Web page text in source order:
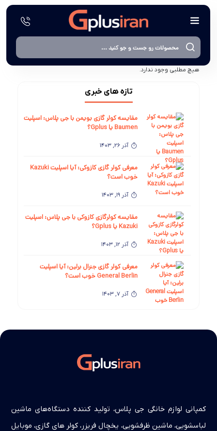
هیچ مطلبی وجود ندارد.
تازه های خبری
مقایسه کولر گازی بویمن با جی پلاس: اسپلیت
Baumen یا Gplus؟
آذر 26, 1403
معرفی کولر گازی کازوکی: آیا اسپلیت Kazuki
خوب است؟
آذر 19, 1403
مقایسه کولرگازی کازوکی با جی پلاس: اسپلیت
Kazuki یا Gplus؟
آذر 12, 1403
معرفی کولر گازی جنرال برلین: آیا اسپلیت
General Berlin خوب است؟
آذر 7, 1403
معرفی کولر گازی پاناسونیک: آیا اسپلیت
مقایسه کولر گازی پاناسونیک با کولر گازی جی
پلاس: اسپلیت Panasonic بهتره یا Gplus؟
کمپانی لوازم خانگی جی پلاس، تولید کننده دستگاه‌های ماشین
لباسشویی، ماشین ظرفشویی، یخچال فریزر، کولر های گازی، موبایل